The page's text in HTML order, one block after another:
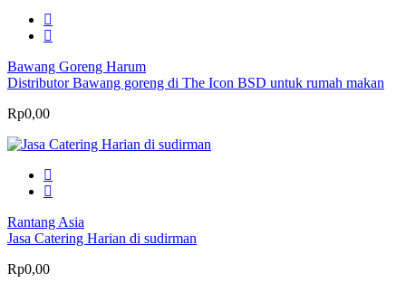
Bawang Goreng Harum
Distributor Bawang goreng di The Icon BSD untuk rumah makan
Rp0,00
Rantang Asia
Jasa Catering Harian di sudirman
Rp0,00